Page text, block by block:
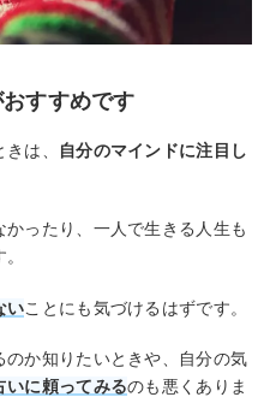
すすめです
は、
自分のマインドに注目し
ったり、一人で生きる人生も
いことにも気づけるはずです。
か知りたいときや、自分の気
いに頼ってみるのも悪くありま